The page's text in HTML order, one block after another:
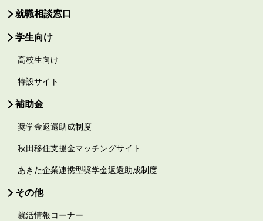
就職相談窓口
学生向け
高校生向け
特設サイト
補助金
奨学金返還助成制度
秋田移住支援金マッチングサイト
あきた企業連携型奨学金返還助成制度
その他
就活情報コーナー